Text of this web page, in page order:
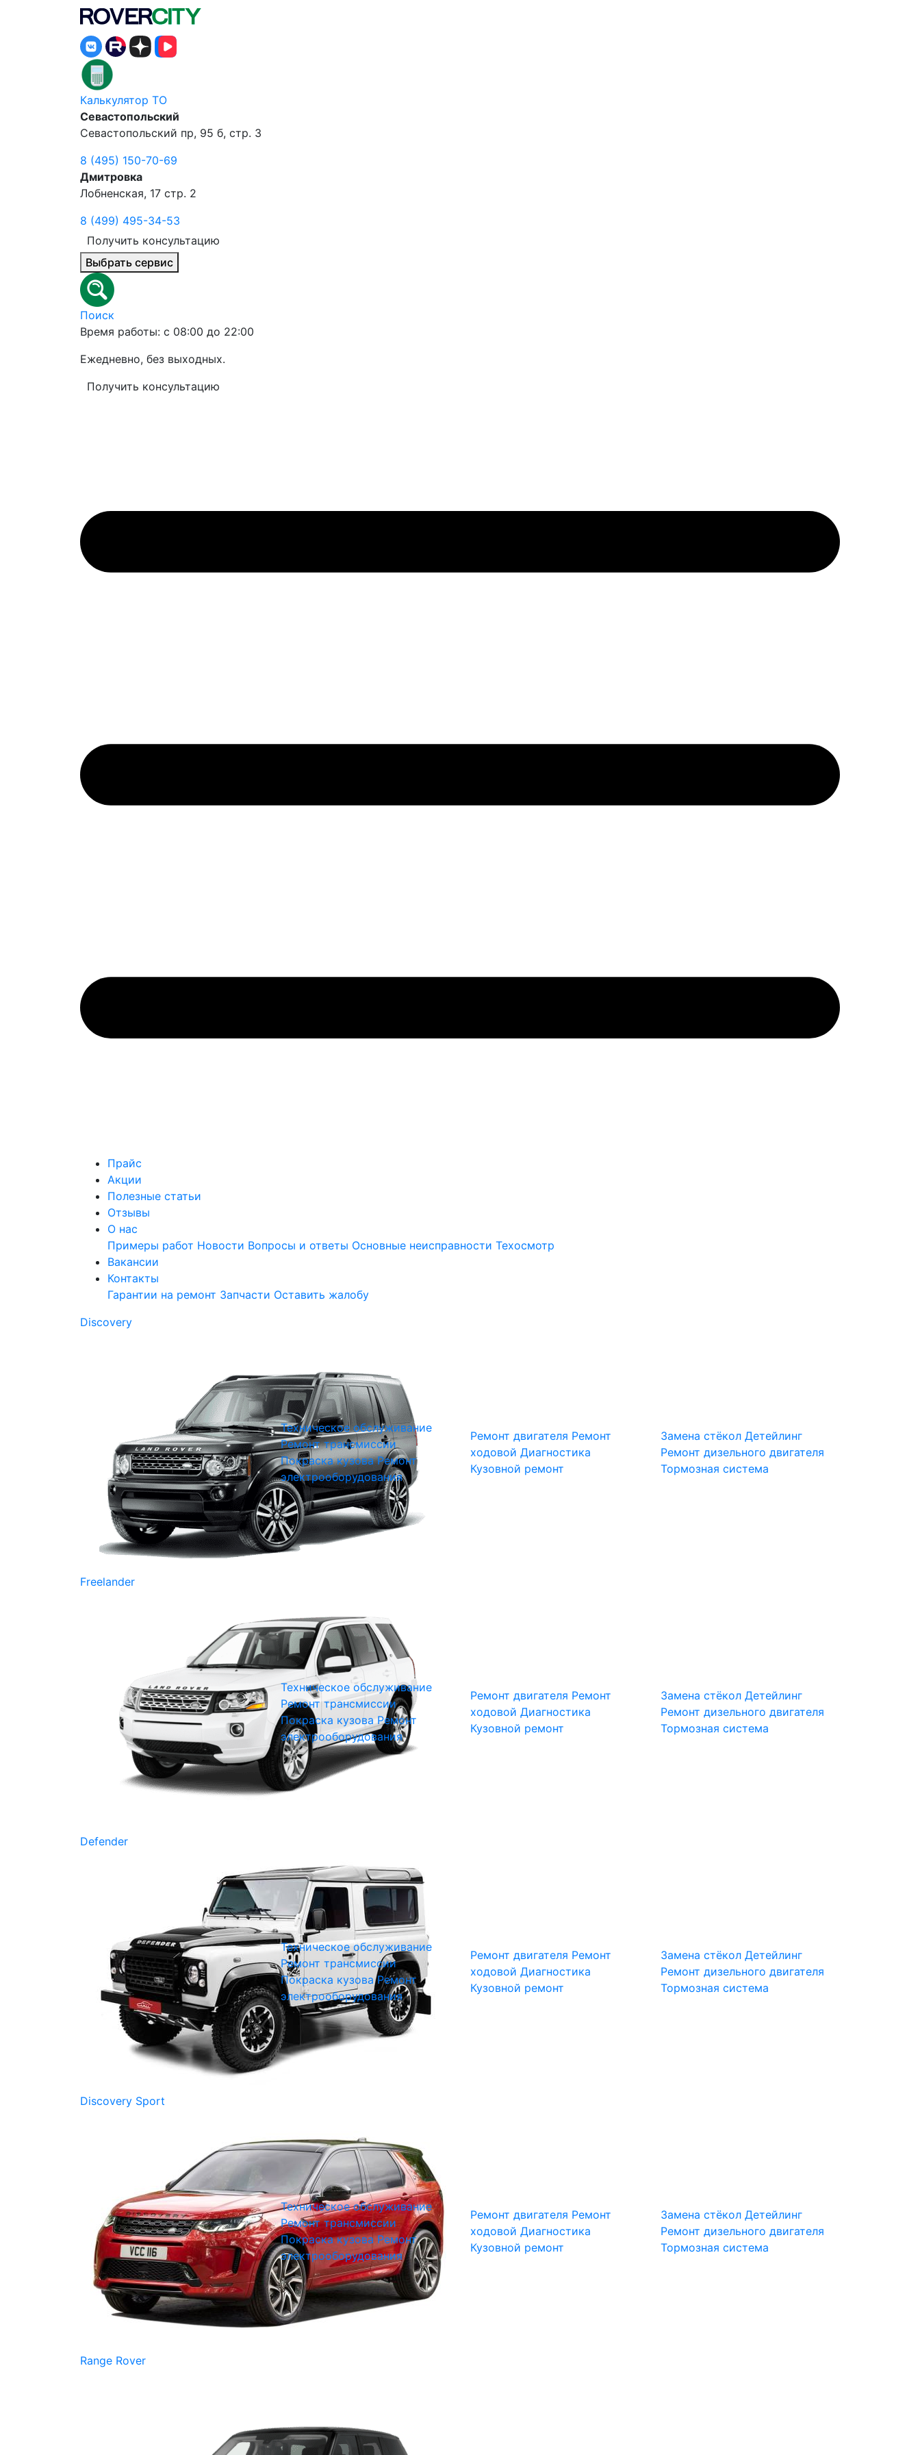
Калькулятор ТО
Севастопольский
Севастопольский пр, 95 б, стр. 3
8 (495) 150-70-69
Дмитровка
Лобненская, 17 стр. 2
8 (499) 495-34-53
Получить консультацию
Выбрать сервис
Поиск
Время работы: с 08:00 до 22:00
Ежедневно, без выходных.
Получить консультацию
Прайс
Акции
Полезные статьи
Отзывы
О нас
Примеры работ Новости Вопросы и ответы Основные неисправности Техосмотр
Вакансии
Контакты
Гарантии на ремонт Запчасти Оставить жалобу
Discovery
Техническое обслуживание
Ремонт трансмиссии
Покраска кузова Ремонт
электрооборудования
Ремонт двигателя Ремонт
ходовой Диагностика
Кузовной ремонт
Замена стёкол Детейлинг
Ремонт дизельного двигателя
Тормозная система
Freelander
Техническое обслуживание
Ремонт трансмиссии
Покраска кузова Ремонт
электрооборудования
Ремонт двигателя Ремонт
ходовой Диагностика
Кузовной ремонт
Замена стёкол Детейлинг
Ремонт дизельного двигателя
Тормозная система
Defender
Техническое обслуживание
Ремонт трансмиссии
Покраска кузова Ремонт
электрооборудования
Ремонт двигателя Ремонт
ходовой Диагностика
Кузовной ремонт
Замена стёкол Детейлинг
Ремонт дизельного двигателя
Тормозная система
Discovery Sport
Техническое обслуживание
Ремонт трансмиссии
Покраска кузова Ремонт
электрооборудования
Ремонт двигателя Ремонт
ходовой Диагностика
Кузовной ремонт
Замена стёкол Детейлинг
Ремонт дизельного двигателя
Тормозная система
Range Rover